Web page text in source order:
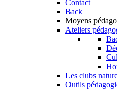
Contact
Back
Moyens
Ateliers
Les clubs
Outils